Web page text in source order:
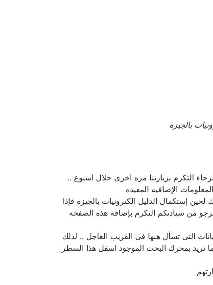
بالجيزه
التكرم بزيارتنا مره اخرى خلال اسبوع ..
الإضافيه المفيده
إستكمال الدليل الكترونيات بالجيزه فإذا
من سيادتكم التكرم بإضافة هذه الصفحه
التى تسأل هنها فى القريب العاجل .. لذلك
تريد بمحرك البحث الموجود اسفل هذا السطر